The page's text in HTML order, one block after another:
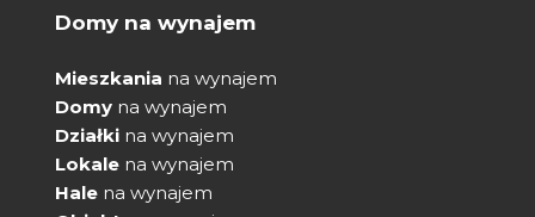
Domy na wynajem
Mieszkania na wynajem
Domy na wynajem
Działki na wynajem
Lokale na wynajem
Hale na wynajem